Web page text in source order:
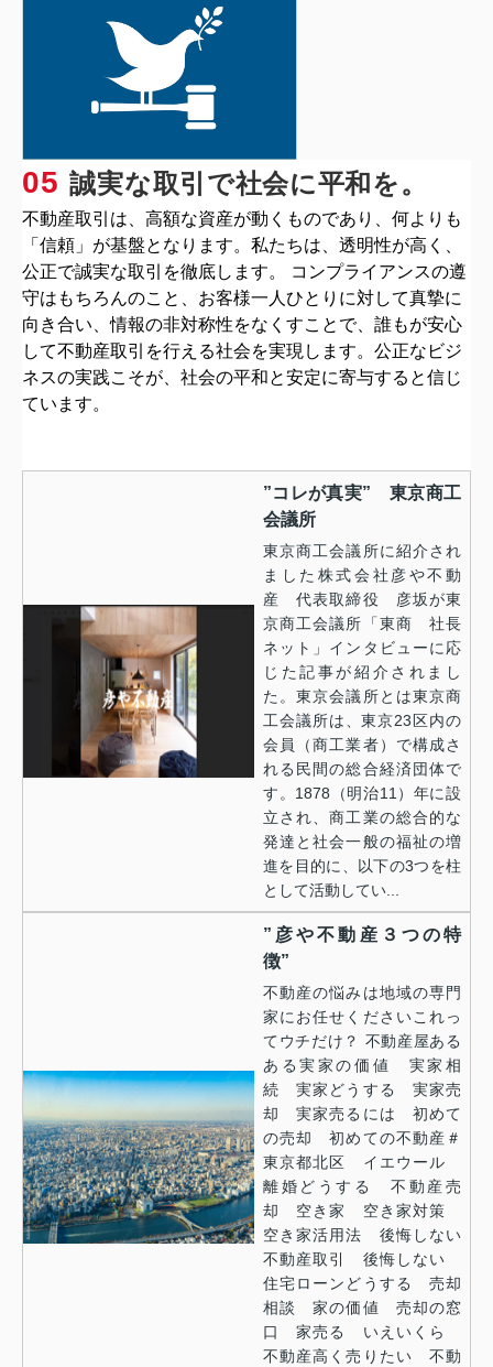
05 誠実な取引で社会に平和を。
不動産取引は、高額な資産が動くものであり、何よりも
「信頼」が基盤となります。私たちは、透明性が高く、
公正で誠実な取引を徹底します。 コンプライアンスの遵
守はもちろんのこと、お客様一人ひとりに対して真摯に
向き合い、情報の非対称性をなくすことで、誰もが安心
して不動産取引を行える社会を実現します。公正なビジ
ネスの実践こそが、社会の平和と安定に寄与すると信じ
ています。
”コレが真実” 東京商工
会議所
東京商工会議所に紹介され
ました株式会社彦や不動
産 代表取締役 彦坂が東
京商工会議所「東商 社長
ネット」インタビューに応
じた記事が紹介されまし
た。東京会議所とは東京商
工会議所は、東京23区内の
会員（商工業者）で構成さ
れる民間の総合経済団体で
す。1878（明治11）年に設
立され、商工業の総合的な
発達と社会一般の福祉の増
進を目的に、以下の3つを柱
として活動してい...
”彦や不動産３つの特
徴”
不動産の悩みは地域の専門
家にお任せくださいこれっ
てウチだけ？ 不動産屋ある
ある実家の価値 実家相
続 実家どうする 実家売
却 実家売るには 初めて
の売却 初めての不動産＃
東京都北区 イエウール
離婚どうする 不動産売
却 空き家 空き家対策
空き家活用法 後悔しない
不動産取引 後悔しない
住宅ローンどうする 売却
相談 家の価値 売却の窓
口 家売る いえいくら
不動産高く売りたい 不動